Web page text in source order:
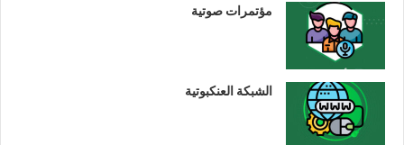
مؤتمرات صوتية
الشبكة العنكبوتية